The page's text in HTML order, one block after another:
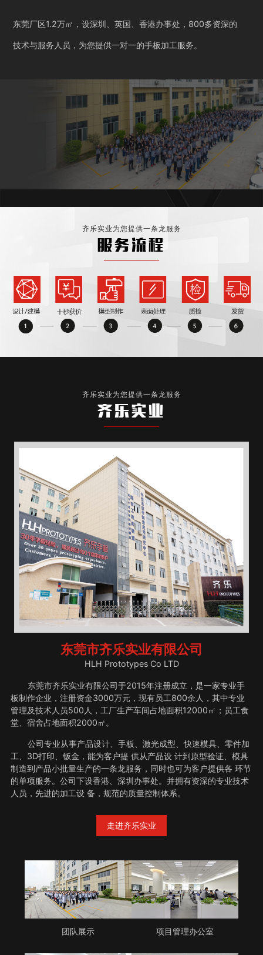
东莞厂区1.2万㎡，设深圳、英国、香港办事处，800多资深的
技术与服务人员，为您提供一对一的手板加工服务。
齐乐实业为您提供一条龙服务
服务流程
齐乐实业为您提供一条龙服务
齐乐实业
东莞市齐乐实业有限公司
HLH Prototypes Co LTD
东莞市齐乐实业有限公司于2015年注册成立，是一家专业手
板制作企业，注册资金3000万元，现有员工800余人，其中专业
管理及技术人员500人，工厂生产车间占地面积12000㎡；员工食
堂、宿舍占地面积2000㎡。
公司专业从事产品设计、手板、激光成型、快速模具、零件加
工、3D打印、钣金，能为客户提 供从产品设 计到原型验证、模具
制造到产品小批量生产的一条龙服务，同时也可为客户提供各 环节
的单项服务。公司下设香港、深圳办事处。并拥有资深的专业技术
人员，先进的加工设 备，规范的质量控制体系。
走进齐乐实业
团队展示 项目管理办公室